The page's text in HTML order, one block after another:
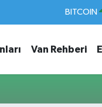
BITCOIN
EURO
Van Rehberi